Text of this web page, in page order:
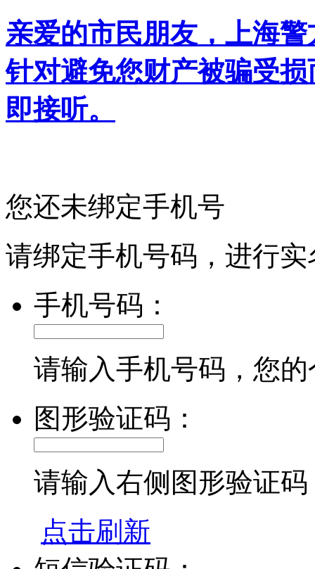
亲爱的市民朋友，上海
针对避免您财产被骗受
即接听。
您还未绑定手机号
请绑定手机号码，进行
手机号码：
请输入手机号码，您
图形验证码：
请输入右侧图形验证码
点击刷新